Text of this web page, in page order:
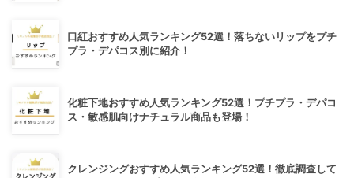
口紅おすすめ人気ランキング52選！落ちないリップをプチ
プラ・デパコス別に紹介！
化粧下地おすすめ人気ランキング52選！プチプラ・デパコ
ス・敏感肌向けナチュラル商品も登場！
クレンジングおすすめ人気ランキング52選！徹底調査して